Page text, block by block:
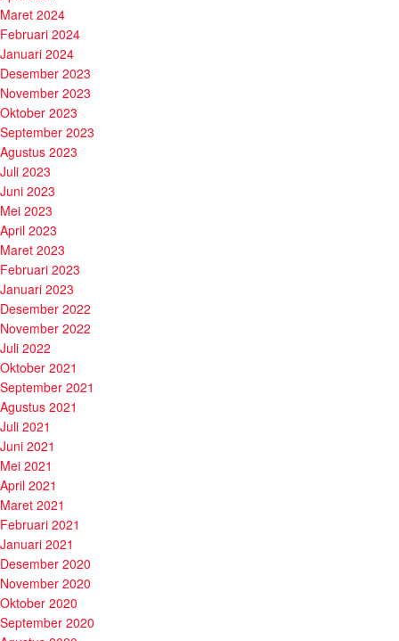
Maret 2024
Februari 2024
Januari 2024
Desember 2023
November 2023
Oktober 2023
September 2023
Agustus 2023
Juli 2023
Juni 2023
Mei 2023
April 2023
Maret 2023
Februari 2023
Januari 2023
Desember 2022
November 2022
Juli 2022
Oktober 2021
September 2021
Agustus 2021
Juli 2021
Juni 2021
Mei 2021
April 2021
Maret 2021
Februari 2021
Januari 2021
Desember 2020
November 2020
Oktober 2020
September 2020